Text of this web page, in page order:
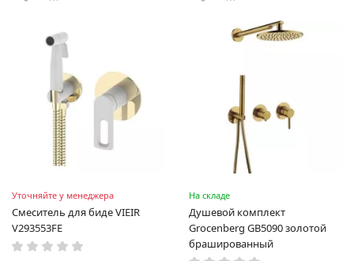
Уточняйте у менеджера
Смеситель для биде VIEIR
V293553FE
На складе
Душевой комплект
Grocenberg GB5090 золотой
брашированный